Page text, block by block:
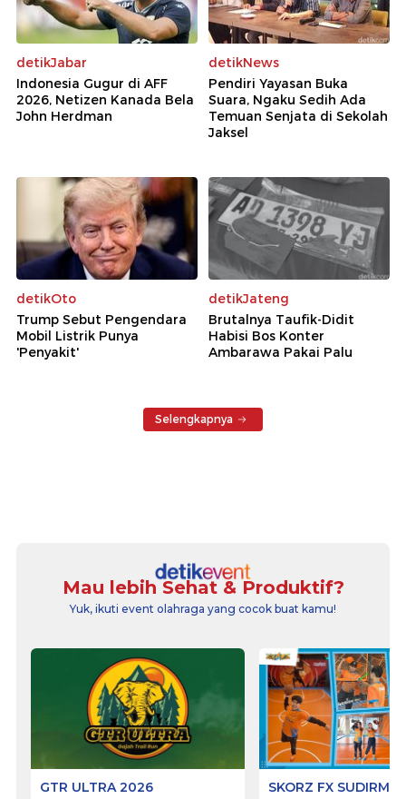
detikJabar
Indonesia Gugur di AFF
2026, Netizen Kanada Bela
John Herdman
detikNews
Pendiri Yayasan Buka
Suara, Ngaku Sedih Ada
Temuan Senjata di Sekolah
Jaksel
detikOto
Trump Sebut Pengendara
Mobil Listrik Punya
'Penyakit'
detikJateng
Brutalnya Taufik-Didit
Habisi Bos Konter
Ambarawa Pakai Palu
Selengkapnya
Mau lebih Sehat & Produktif?
Yuk, ikuti event olahraga yang cocok buat kamu!
GTR ULTRA 2026 SKORZ FX